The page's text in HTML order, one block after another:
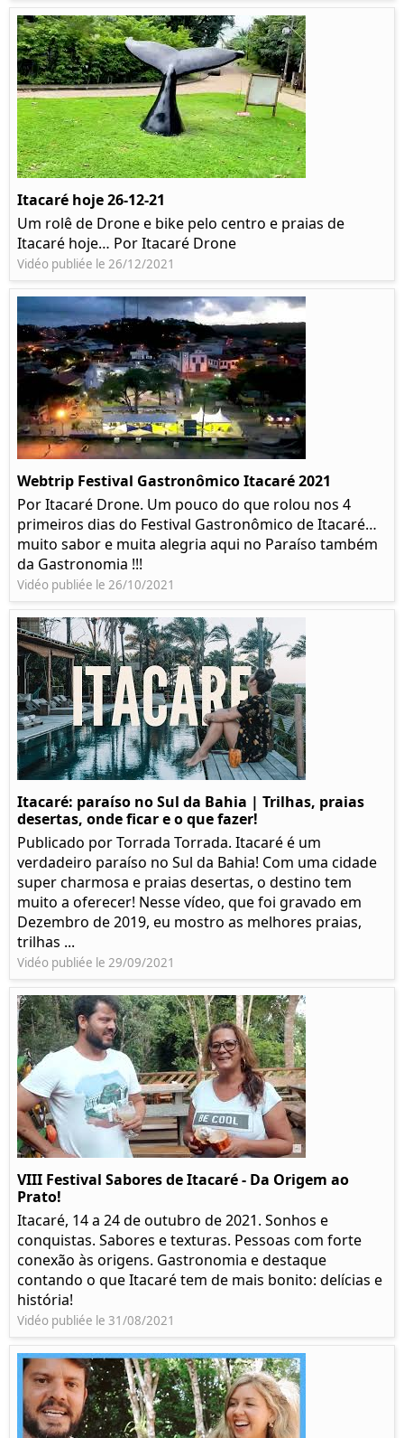
Itacaré hoje 26-12-21
Um rolê de Drone e bike pelo centro e praias de
Itacaré hoje… Por Itacaré Drone
Vidéo publiée le 26/12/2021
Webtrip Festival Gastronômico Itacaré 2021
Por Itacaré Drone. Um pouco do que rolou nos 4
primeiros dias do Festival Gastronômico de Itacaré…
muito sabor e muita alegria aqui no Paraíso também
da Gastronomia !!!
Vidéo publiée le 26/10/2021
Itacaré: paraíso no Sul da Bahia | Trilhas, praias
desertas, onde ficar e o que fazer!
Publicado por Torrada Torrada. Itacaré é um
verdadeiro paraíso no Sul da Bahia! Com uma cidade
super charmosa e praias desertas, o destino tem
muito a oferecer! Nesse vídeo, que foi gravado em
Dezembro de 2019, eu mostro as melhores praias,
trilhas ...
Vidéo publiée le 29/09/2021
VIII Festival Sabores de Itacaré - Da Origem ao
Prato!
Itacaré, 14 a 24 de outubro de 2021. Sonhos e
conquistas. Sabores e texturas. Pessoas com forte
conexão às origens. Gastronomia e destaque
contando o que Itacaré tem de mais bonito: delícias e
história!
Vidéo publiée le 31/08/2021